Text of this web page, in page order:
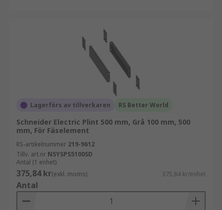
Lagerförs av tillverkaren RS Better World
Schneider Electric Plint 500 mm, Grå 100 mm, 500
mm, För Fäselement
RS-artikelnummer 219-9612
Tillv. art.nr NSYSPS5100SD
Antal (1 enhet)
375,84 kr(exkl. moms) 375,84 kr/enhet
Antal